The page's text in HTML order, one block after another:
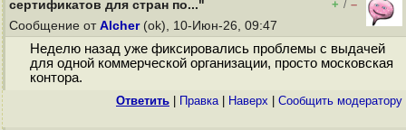
сертификатов для стран по..."
+ / –
Сообщение от Alcher(ok), 10-Июн-26, 09:47
Неделю назад уже фиксировались проблемы с выдачей
для одной коммерческой организации, просто московская
контора.
Ответить Правка| Наверх Cообщить модератору